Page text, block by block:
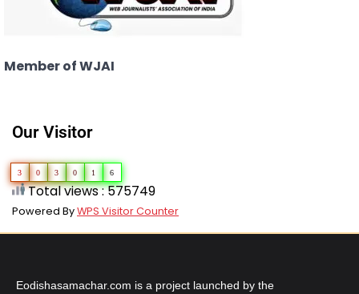
Member of WJAI
Our Visitor
3 0 3 0 1 6
Total views : 575749
Powered ByWPS Visitor Counter
Eodishasamachar.com is a project launched by the